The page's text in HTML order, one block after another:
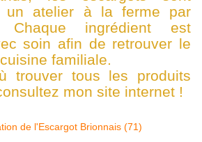
un atelier à la ferme par
Chaque ingrédient est
soin afin de retrouver le
familiale.
trouver tous les produits
mon site internet !